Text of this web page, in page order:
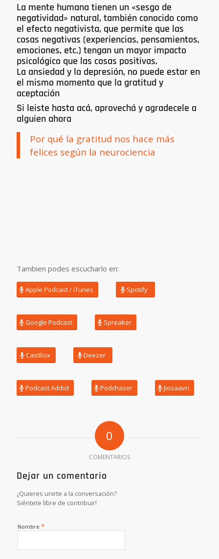
La mente humana tienen un «sesgo de
negatividad» natural, también conocido como
el efecto negativista, que permite que las
cosas negativas (experiencias, pensamientos,
emociones, etc.) tengan un mayor impacto
psicológico que las cosas positivas.
La ansiedad y la depresión, no puede estar en
el mismo momento que la gratitud y
aceptación
Si leiste hasta acá, aprovechá y agradecele a
alguien ahora
Por qué la gratitud nos hace más
felices según la neurociencia
Tambien podes escucharlo en:
Apple Podcast / iTunes Spotify
Google Podcast Spreaker
CastBox Deezer
Podcast Addict Podchaser Jiosaavn
0
COMENTARIOS
Dejar un comentario
¿Quieres unirte a la conversación?
Siéntete libre de contribuir!
Nombre *